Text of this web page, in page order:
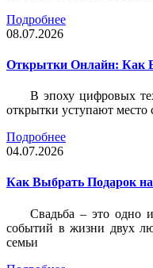
Подробнее
08.07.2026
Открытки Онлайн: Как
В эпоху цифровых
открытки уступают
Подробнее
04.07.2026
Как Выбрать Подарок
Свадьба – это одно
событий в жизни двух
семьи